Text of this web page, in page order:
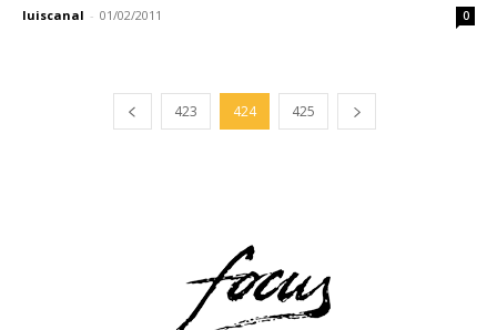
luiscanal - 01/02/2011 0
423 424 425